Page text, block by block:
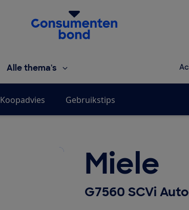
Homepage van de Consumentenbond
Alle thema's
Koopadvies Gebruikstips
Miele
G7560 SCVi